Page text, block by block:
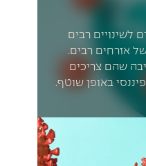
לשינויים רבים
אזרחים רבים.
שהם צריכים
באופן שוטף.